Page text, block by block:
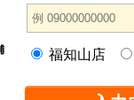
福知山店